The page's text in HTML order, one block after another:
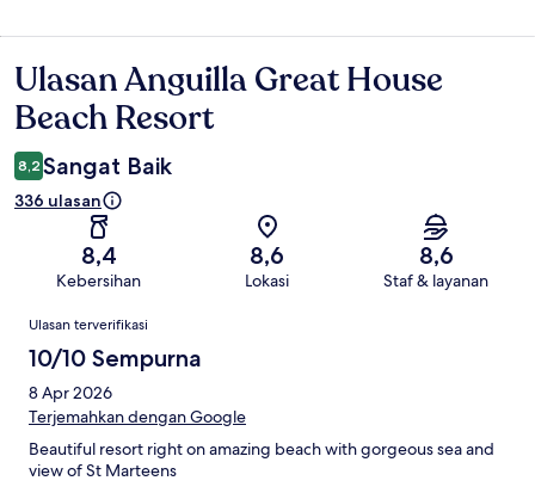
Ulasan
Ulasan Anguilla Great House
Beach Resort
8,2 Sangat Baik
336 ulasan
8,4
Kebersihan
8,6
Lokasi
8,6
Staf & layanan
Ulasan
Ulasan terverifikasi
10/10 Sempurna
8 Apr 2026
Terjemahkan dengan Google
Beautiful resort right on amazing beach with gorgeous sea and
view of St Marteens